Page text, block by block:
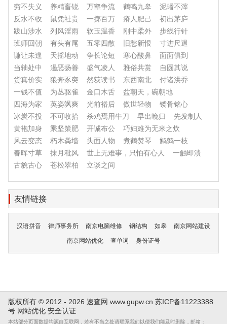
穷不失义
养精畜锐 万壑争流 鹤鸣九皋
泥蟠不滓
反水不收
鼠凭社贵 一掷百万 瘠人肥己
初出茅庐
跋山涉水
列风淫雨 软玉温香 刚中柔外
步线行针
班师回朝
有头有尾 五零四散 旧愁新恨
寸进尺退
谦让未遑
天摇地动 争长论短 寒心酸鼻
面面俱到
当轴处中
遏恶扬善 盛气凌人 雅俗共赏
自圆其说
货真价实
狼奔豕突 然荻读书 东西南北
付诸洪乔
一钱不值
为丛驱雀 金口木舌
盆朝天，碗朝地
四海为家
英姿飒爽 光前裕后 傲世轻物
镂骨铭心
冰炭不投
不可收拾 杀鸡焉用牛刀 早出晚归
先发制人
黄袍加身
乘坚策肥 开诚布公
巧妇难为无米之炊
风云变态
朽木粪墙 头面人物 煮鹤焚琴
鹪鹩一枝
春晖寸草
抹月秕风 世上无难事，只怕有心人
一触即溃
古貌古心
苍松翠柏 立谈之间
友情链接
汉语拼音 律师事务所 南京电脑维修 钢结构 如皋 南京网站建设
南京网站优化 查单词 身份证号
版权所有 © 2012 - 2026 速查网 www.gupw.cn 苏ICP备11223388
号 网站优化 安全认证
本站部分页面数据均源自互联网，若有不当之处请联系我们以便我们能及时删除，邮箱：